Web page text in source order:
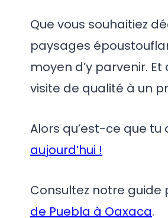
Que vous souhaitiez
paysages
moyen d’y parvenir.
visite de qualité à un
Alors qu’est-ce que tu
aujourd’hui !
Consultez notre guide
de Puebla à Oaxaca.